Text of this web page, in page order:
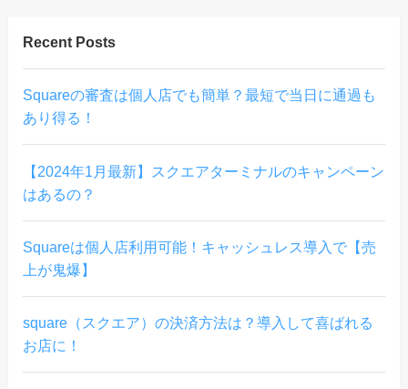
Recent Posts
Squareの審査は個人店でも簡単？最短で当日に通過も
あり得る！
【2024年1月最新】スクエアターミナルのキャンペーン
はあるの？
Squareは個人店利用可能！キャッシュレス導入で【売
上が鬼爆】
square（スクエア）の決済方法は？導入して喜ばれる
お店に！